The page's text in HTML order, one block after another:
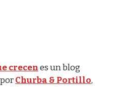
crecenes un blog
Churba & Portillo,